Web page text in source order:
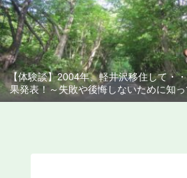
【体験談】2004年、軽井沢移住して・
果発表！～失敗や後悔しないために知
いこと